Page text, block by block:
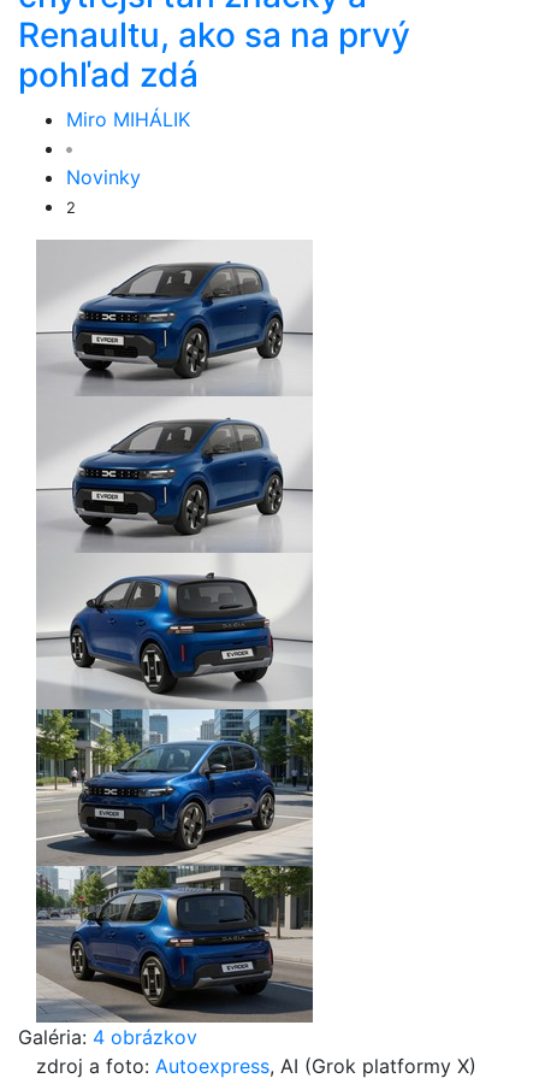
Renaultu, ako sa na prvý
pohľad zdá
Miro MIHÁLIK
Novinky
2
Galéria: 4 obrázkov
zdroj a foto: Autoexpress, AI (Grok platformy X)